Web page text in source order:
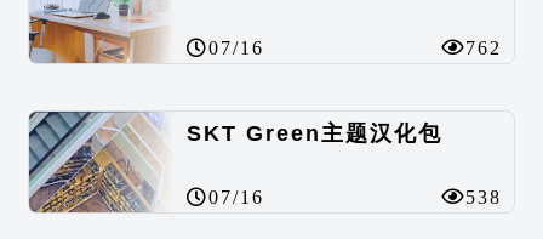
07/16 762
SKT Green主题汉化包
07/16 538